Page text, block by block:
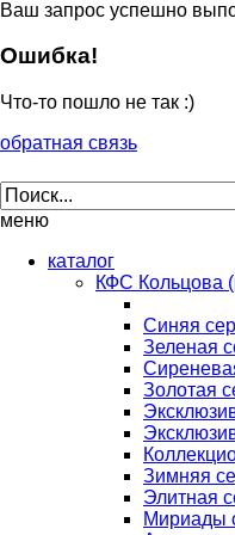
Ваш запрос успешно
Ошибка!
Что-то пошло не так :)
обратная связь
меню
каталог
КФС Кольцова
Синяя
Зеленая
Золотая
Зимняя
Элитная
Мириады